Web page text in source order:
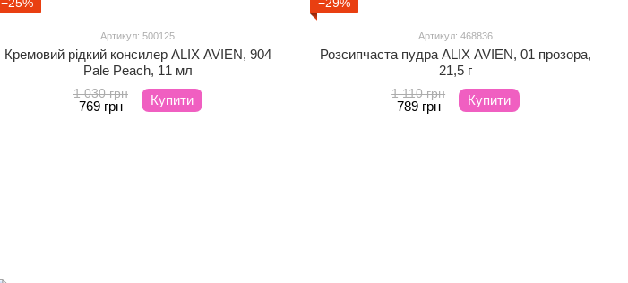
Артикул: 500125
Кремовий рідкий консилер ALIX AVIEN, 904
Pale Peach, 11 мл
1 030 грн
769 грн Купити
Артикул: 468836
Розсипчаста пудра ALIX AVIEN, 01 прозора,
21,5 г
1 110 грн
789 грн Купити